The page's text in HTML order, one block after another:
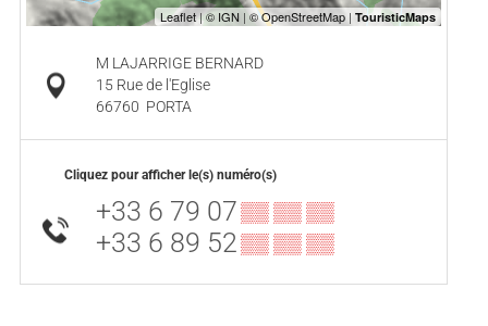
M LAJARRIGE BERNARD
15 Rue de l'Eglise
66760 PORTA
Cliquez pour afficher le(s) numéro(s)
+33 6 79 07▒▒ ▒▒ ▒▒
+33 6 89 52▒▒ ▒▒ ▒▒